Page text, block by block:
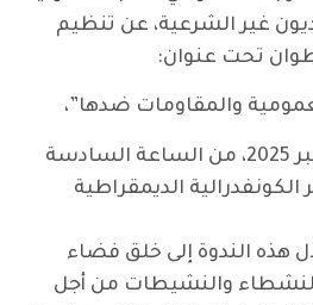
غير الشرعية، عن تنظيم
تحت عنوان:
والمقاومات ضدها”،
وذلك يوم السبت 8 نونبر 2025، من الساعة السادسة
الكونفدرالية الديمقراطية
هذه الندوة إلى خلق فضاء
والنشيطات من أجل